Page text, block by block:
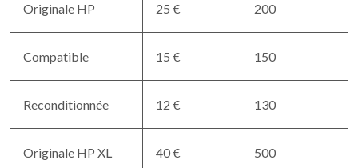
Originale HP 25 € 200
Compatible 15 € 150
Reconditionnée 12 € 130
Originale HP XL 40 € 500